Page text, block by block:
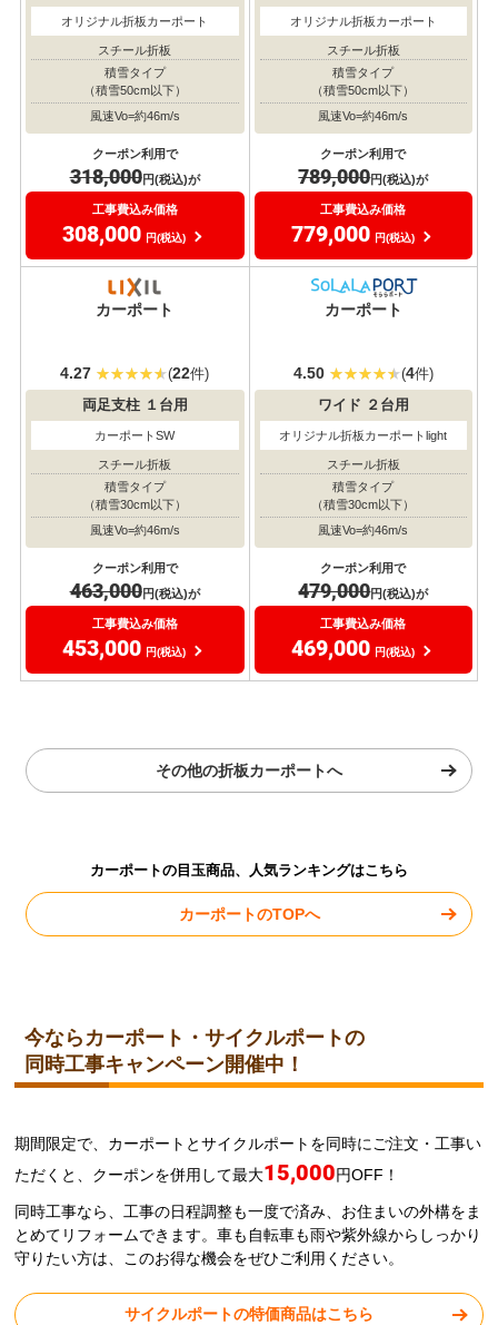
オリジナル折板カーポート
スチール折板
積雪タイプ
（積雪50cm以下）
風速Vo=約46m/s
クーポン利用で
318,000円(税込)が
工事費込み価格
308,000 円(税込)
オリジナル折板カーポート
スチール折板
積雪タイプ
（積雪50cm以下）
風速Vo=約46m/s
クーポン利用で
789,000円(税込)が
工事費込み価格
779,000 円(税込)
カーポート
4.27 (22件)
両足支柱 １台用
カーポートSW
スチール折板
積雪タイプ
（積雪30cm以下）
風速Vo=約46m/s
クーポン利用で
463,000円(税込)が
工事費込み価格
453,000 円(税込)
カーポート
4.50 (4件)
ワイド ２台用
オリジナル折板カーポートlight
スチール折板
積雪タイプ
（積雪30cm以下）
風速Vo=約46m/s
クーポン利用で
479,000円(税込)が
工事費込み価格
469,000 円(税込)
その他の折板カーポートへ
カーポートの目玉商品、人気ランキングはこちら
カーポートのTOPへ
今ならカーポート・サイクルポートの
同時工事キャンペーン開催中！
期間限定で、カーポートとサイクルポートを同時にご注文・工事い
ただくと、クーポンを併用して最大15,000円OFF！
同時工事なら、工事の日程調整も一度で済み、お住まいの外構をま
とめてリフォームできます。車も自転車も雨や紫外線からしっかり
守りたい方は、このお得な機会をぜひご利用ください。
サイクルポートの特価商品はこちら